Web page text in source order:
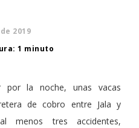
2019
1 minuto
por la noche, unas vacas
de cobro entre Jala y
menos tres accidentes,